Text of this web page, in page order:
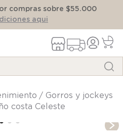
compras sobre $55.000
aqui
gorros y jockeys
costa Celeste